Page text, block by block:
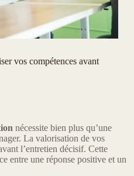
vos compétences avant
nécessite bien plus qu’une
La valorisation de vos
l’entretien décisif. Cette
entre une réponse positive et un